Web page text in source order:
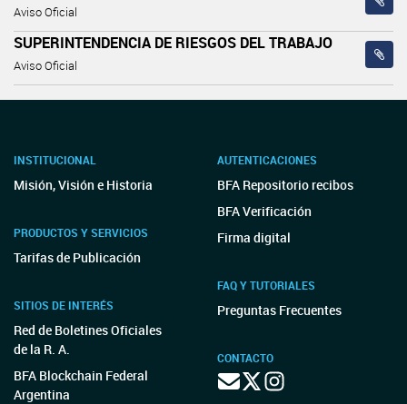
Aviso Oficial
SUPERINTENDENCIA DE RIESGOS DEL TRABAJO
Aviso Oficial
INSTITUCIONAL
Misión, Visión e Historia
PRODUCTOS Y SERVICIOS
Tarifas de Publicación
SITIOS DE INTERÉS
Red de Boletines Oficiales
de la R. A.
BFA Blockchain Federal
Argentina
AUTENTICACIONES
BFA Repositorio recibos
BFA Verificación
Firma digital
FAQ Y TUTORIALES
Preguntas Frecuentes
CONTACTO